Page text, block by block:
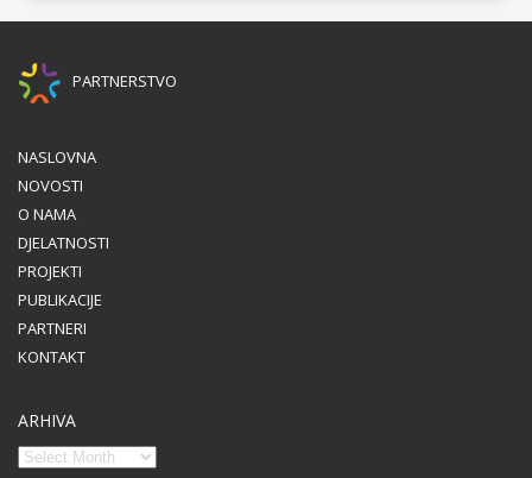
PARTNERSTVO
NASLOVNA
NOVOSTI
O NAMA
DJELATNOSTI
PROJEKTI
PUBLIKACIJE
PARTNERI
KONTAKT
ARHIVA